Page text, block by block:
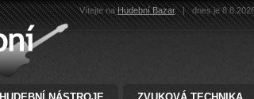
Vítejte naHudební Bazar | dnes je